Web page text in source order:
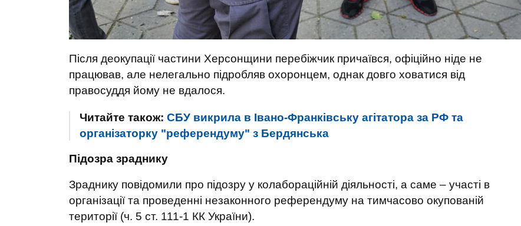
Після деокупації частини Херсонщини перебіжчик причаївся, офіційно ніде не
працював, але нелегально підробляв охоронцем, однак довго ховатися від
правосуддя йому не вдалося.
Читайте також: СБУ викрила в Івано-Франківську агітатора за РФ та
організаторку "референдуму" з Бердянська
Підозра зраднику
Зраднику повідомили про підозру у колабораційній діяльності, а саме – участі в
організації та проведенні незаконного референдуму на тимчасово окупованій
території (ч. 5 ст. 111-1 КК України).